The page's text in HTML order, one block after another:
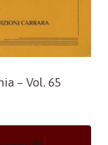
– Vol. 65